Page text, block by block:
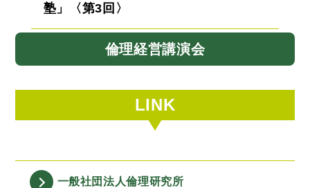
塾」〈第3回〉
倫理経営講演会
LINK
一般社団法人倫理研究所